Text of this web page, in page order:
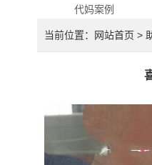
代妈案例
当前位置： 网站首页 >